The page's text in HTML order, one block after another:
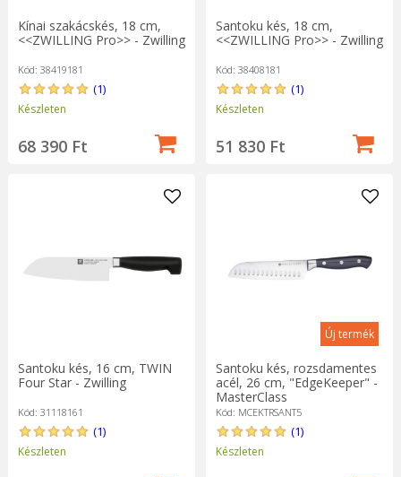
Kínai szakácskés, 18 cm,
<<ZWILLING Pro>> - Zwilling
Kód: 38419181
(1)
Készleten
68 390 Ft
Santoku kés, 18 cm,
<<ZWILLING Pro>> - Zwilling
Kód: 38408181
(1)
Készleten
51 830 Ft
Santoku kés, 16 cm, TWIN
Four Star - Zwilling
Kód: 31118161
(1)
Készleten
Új termék
Santoku kés, rozsdamentes
acél, 26 cm, "EdgeKeeper" -
MasterClass
Kód: MCEKTRSANT5
(1)
Készleten